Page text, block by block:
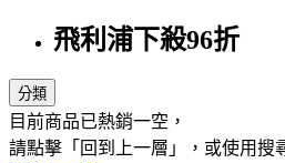
飛利浦下殺96折
分類
目前商品已熱銷一空，
請點擊「回到上一層」，或使用搜